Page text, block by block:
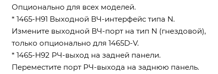
Опционально для всех моделей.
* 1465-H91 Выходной ВЧ-интерфейс типа N.
Измените выходной ВЧ-порт на тип N (гнездовой),
только опционально для 1465D-V.
* 1465-H92 РЧ-выход на задней панели.
Переместите порт РЧ-выхода на заднюю панель.